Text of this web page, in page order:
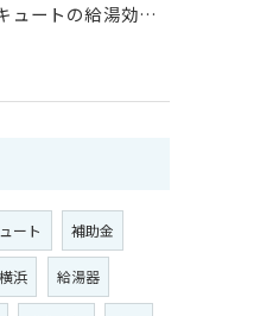
エコキュートの給湯効率と省エネ効果
ート 補助金
横浜 給湯器